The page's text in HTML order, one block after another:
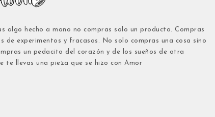
algo hecho a mano no compras solo un producto. Compras
de experimentos y fracasos. No solo compras una cosa sino
un pedacito del corazón y de los sueños de otra
te llevas una pieza que se hizo con Amor